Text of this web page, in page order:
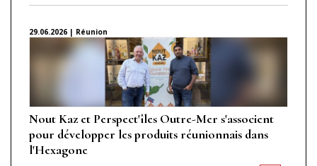
29.06.2026 | Réunion
Nout Kaz et Perspect'îles Outre-Mer s'associent
pour développer les produits réunionnais dans
l'Hexagone